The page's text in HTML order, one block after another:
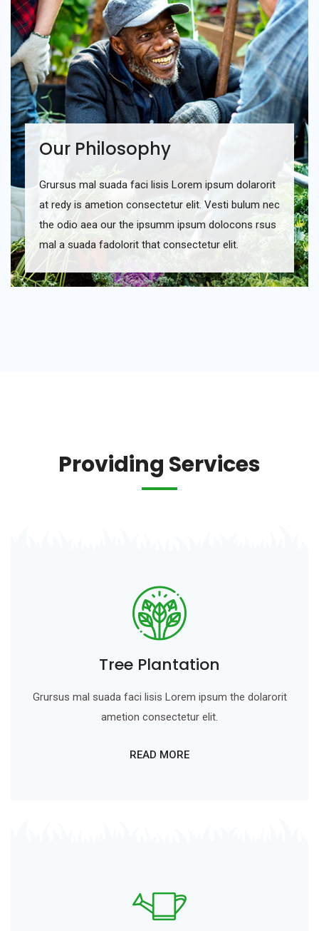
Our Philosophy
Grursus mal suada faci lisis Lorem ipsum dolarorit
at redy is ametion consectetur elit. Vesti bulum nec
the odio aea our the ipsumm ipsum dolocons rsus
mal a suada fadolorit that consectetur elit.
Providing Services
Tree Plantation
Grursus mal suada faci lisis Lorem ipsum the dolarorit
ametion consectetur elit.
READ MORE